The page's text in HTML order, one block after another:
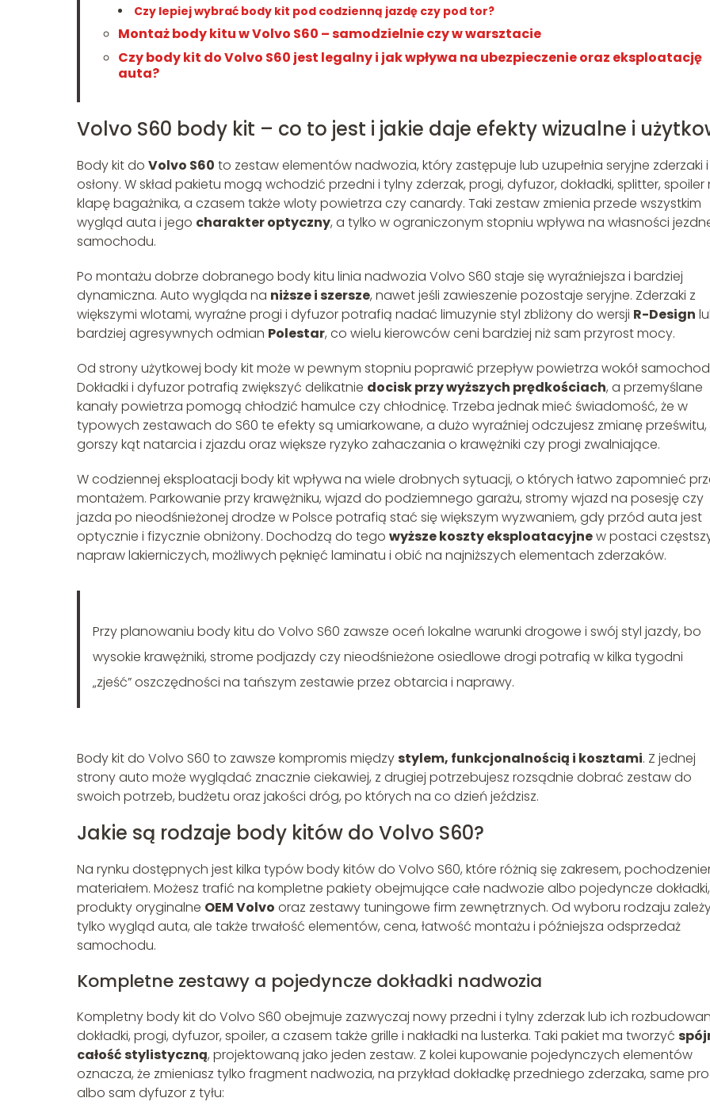
Czy lepiej wybrać body kit pod codzienną jazdę czy pod tor?
Montaż body kitu w Volvo S60 – samodzielnie czy w warsztacie
Czy body kit do Volvo S60 jest legalny i jak wpływa na ubezpieczenie oraz eksploatację
auta?
Volvo S60 body kit – co to jest i jakie daje efekty wizualne i
Body kit do Volvo S60 to zestaw elementów nadwozia, który zastępuje lub uzupełnia seryjne zderzaki i
osłony. W skład pakietu mogą wchodzić przedni i tylny zderzak, progi, dyfuzor, dokładki, splitter, spoiler
klapę bagażnika, a czasem także wloty powietrza czy canardy. Taki zestaw zmienia przede wszystkim
wygląd auta i jego charakter optyczny, a tylko w ograniczonym stopniu wpływa na własności
samochodu.
Po montażu dobrze dobranego body kitu linia nadwozia Volvo S60 staje się wyraźniejsza i bardziej
dynamiczna. Auto wygląda na niższe i szersze, nawet jeśli zawieszenie pozostaje seryjne. Zderzaki z
większymi wlotami, wyraźne progi i dyfuzor potrafią nadać limuzynie styl zbliżony do wersji R-Design
bardziej agresywnych odmian Polestar, co wielu kierowców ceni bardziej niż sam przyrost mocy.
Od strony użytkowej body kit może w pewnym stopniu poprawić przepływ powietrza wokół
Dokładki i dyfuzor potrafią zwiększyć delikatnie docisk przy wyższych prędkościach, a przemyślane
kanały powietrza pomogą chłodzić hamulce czy chłodnicę. Trzeba jednak mieć świadomość, że w
typowych zestawach do S60 te efekty są umiarkowane, a dużo wyraźniej odczujesz zmianę prześwitu,
gorszy kąt natarcia i zjazdu oraz większe ryzyko zahaczania o krawężniki czy progi zwalniające.
W codziennej eksploatacji body kit wpływa na wiele drobnych sytuacji, o których łatwo zapomnieć
montażem. Parkowanie przy krawężniku, wjazd do podziemnego garażu, stromy wjazd na posesję czy
jazda po nieodśnieżonej drodze w Polsce potrafią stać się większym wyzwaniem, gdy przód auta jest
optycznie i fizycznie obniżony. Dochodzą do tego wyższe koszty eksploatacyjnew postaci
napraw lakierniczych, możliwych pęknięć laminatu i obić na najniższych elementach zderzaków.
Przy planowaniu body kitu do Volvo S60 zawsze oceń lokalne warunki drogowe i swój styl jazdy, bo
wysokie krawężniki, strome podjazdy czy nieodśnieżone osiedlowe drogi potrafią w kilka tygodni
„zjeść” oszczędności na tańszym zestawie przez obtarcia i naprawy.
Body kit do Volvo S60 to zawsze kompromis międzystylem, funkcjonalnością i kosztami. Z jednej
strony auto może wyglądać znacznie ciekawiej, z drugiej potrzebujesz rozsądnie dobrać zestaw do
swoich potrzeb, budżetu oraz jakości dróg, po których na co dzień jeździsz.
Jakie są rodzaje body kitów do Volvo S60?
Na rynku dostępnych jest kilka typów body kitów do Volvo S60, które różnią się zakresem,
materiałem. Możesz trafić na kompletne pakiety obejmujące całe nadwozie albo pojedyncze dokładki,
produkty oryginalne OEM Volvo oraz zestawy tuningowe firm zewnętrznych. Od wyboru rodzaju
tylko wygląd auta, ale także trwałość elementów, cena, łatwość montażu i późniejsza odsprzedaż
samochodu.
Kompletne zestawy a pojedyncze dokładki nadwozia
Kompletny body kit do Volvo S60 obejmuje zazwyczaj nowy przedni i tylny zderzak lub ich
dokładki, progi, dyfuzor, spoiler, a czasem także grille i nakładki na lusterka. Taki pakiet ma tworzyć
całość stylistyczną, projektowaną jako jeden zestaw. Z kolei kupowanie pojedynczych elementów
oznacza, że zmieniasz tylko fragment nadwozia, na przykład dokładkę przedniego zderzaka, same
albo sam dyfuzor z tyłu: